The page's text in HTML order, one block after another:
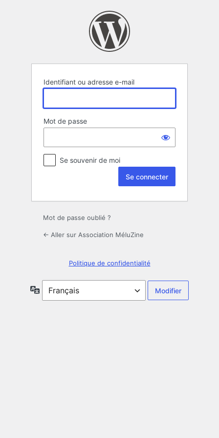
Identifiant ou adresse e-mail
Mot de passe
Se souvenir de moi
Mot de passe oublié ?
← Aller sur Association MéluZine
Politique de confidentialité
Langue